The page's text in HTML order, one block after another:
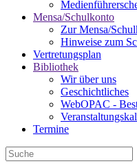
Mensa/Schulkonto
Zur Mensa/
Hinweise zum
Vertretungsplan
Bibliothek
Wir über uns
Geschichtliches
WebOPAC -
Termine